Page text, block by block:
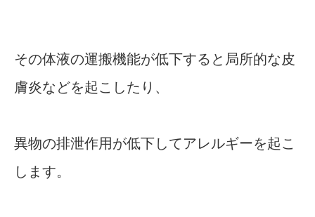
その体液の運搬機能が低下すると局所的な皮
膚炎などを起こしたり、
異物の排泄作用が低下してアレルギーを起こ
します。